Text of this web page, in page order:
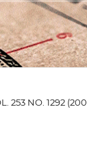
253 NO. 1292